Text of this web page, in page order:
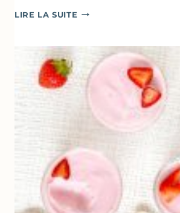
LIRE LA SUITE DESSERTS
POUR
FÊTE
DES